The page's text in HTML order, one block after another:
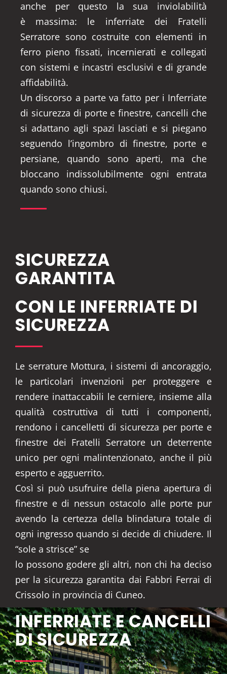
anche per questo la sua inviolabilità
è massima: le inferriate dei Fratelli
Serratore sono costruite con elementi in
ferro pieno fissati, incernierati e collegati
con sistemi e incastri esclusivi e di grande
affidabilità.
Un discorso a parte va fatto per i Inferriate
di sicurezza di porte e finestre, cancelli che
si adattano agli spazi lasciati e si piegano
seguendo l’ingombro di finestre, porte e
persiane, quando sono aperti, ma che
bloccano indissolubilmente ogni entrata
quando sono chiusi.
SICUREZZA
GARANTITA
CON LE INFERRIATE DI
SICUREZZA
Le serrature Mottura, i sistemi di ancoraggio,
le particolari invenzioni per proteggere e
rendere inattaccabili le cerniere, insieme alla
qualità costruttiva di tutti i componenti,
rendono i cancelletti di sicurezza per porte e
finestre dei Fratelli Serratore un deterrente
unico per ogni malintenzionato, anche il più
esperto e agguerrito.
Così si può usufruire della piena apertura di
finestre e di nessun ostacolo alle porte pur
avendo la certezza della blindatura totale di
ogni ingresso quando si decide di chiudere. Il
“sole a strisce” se
lo possono godere gli altri, non chi ha deciso
per la sicurezza garantita dai Fabbri Ferrai di
Crissolo in provincia di Cuneo.
INFERRIATE E CANCELLI
DI SICUREZZA